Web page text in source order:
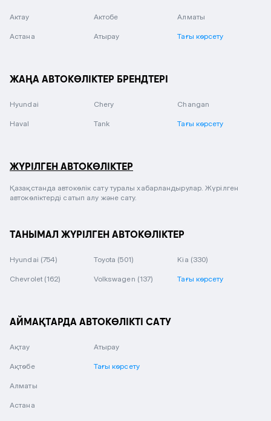
Актау Актобе Алматы
Астана Атырау Тағы көрсету
ЖАҢА АВТОКӨЛІКТЕР БРЕНДТЕРІ
Hyundai Chery Changan
Haval Tank Тағы көрсету
ЖҮРІЛГЕН АВТОКӨЛІКТЕР
Қазақстанда автокөлік сату туралы хабарландырулар. Жүрілген
автокөліктерді сатып алу және сату.
ТАНЫМАЛ ЖҮРІЛГЕН АВТОКӨЛІКТЕР
Hyundai (754) Toyota (501) Kia (330)
Chevrolet (162) Volkswagen (137) Тағы көрсету
АЙМАҚТАРДА АВТОКӨЛІКТІ САТУ
Ақтау
Ақтөбе
Алматы
Астана
Атырау
Тағы көрсету